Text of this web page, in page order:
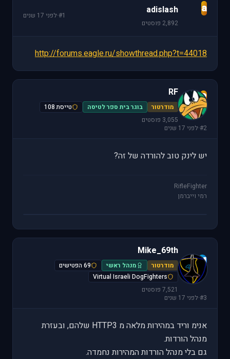
a
adislash
2,892 פוסטים
#1
·לפני 17 שנים
http://forums.eagle.ru/showthread.php?t=44018
R
RF
מודרטור בוגר בית ספר לטיסה
טייסת 108
3,055 פוסטים
#2
·לפני 17 שנים
יש לינק טוב להורדה של זה?
RifleFighter
רמי וייברמן
M
Mike_69th
מודרטור מנהל ראשי
69 הפטישים
Virtual Israeli DogFighters
7,521 פוסטים
#3
·לפני 17 שנים
אנימ וריד במהירות מלאה מ HTTP3 שלהם, ובעזרת
מנהל הורדות.
גם בלי מנהל הורדות המהירות נחמדה.